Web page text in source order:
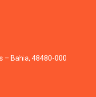
– Bahia, 48480-000